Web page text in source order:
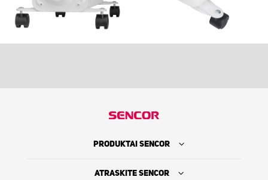
PRODUKTAI SENCOR
ATRASKITE SENCOR